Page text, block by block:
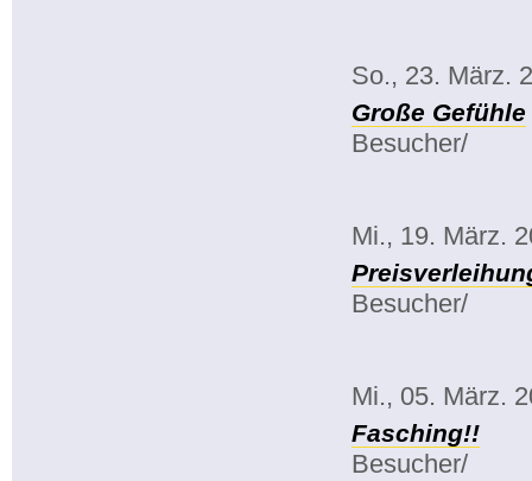
So., 23. März.
Große Gefühle
Besucher/
Mi., 19. März.
Besucher/
Mi., 05. März.
Fasching!!
Besucher/